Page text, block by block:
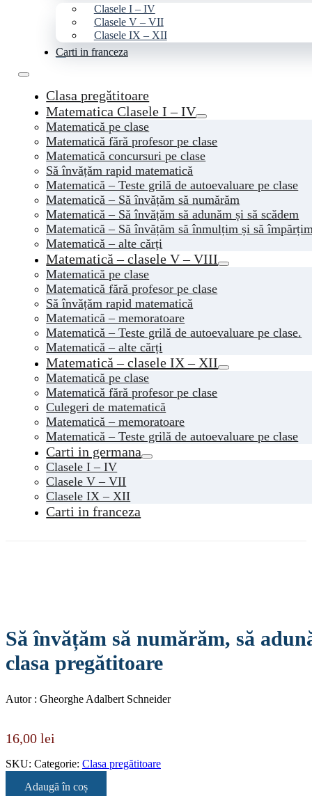
Clasele I – IV
Clasele V – VII
Clasele IX – XII
Carti in franceza
Clasa pregătitoare
Matematica Clasele I – IV
Matematică pe clase
Matematică fără profesor pe clase
Matematică concursuri pe clase
Să învățăm rapid matematică
Matematică – Teste grilă de autoevaluare pe clase
Matematică – Să învățăm să numărăm
Matematică – Să învățăm să adunăm și să scădem
Matematică – Să învățăm să înmulțim și să
Matematică – alte cărți
Matematică – clasele V – VIII
Matematică pe clase
Matematică fără profesor pe clase
Să învățăm rapid matematică
Matematică – memoratoare
Matematică – Teste grilă de autoevaluare pe clase.
Matematică – alte cărți
Matematică – clasele IX – XII
Matematică pe clase
Matematică fără profesor pe clase
Culegeri de matematică
Matematică – memoratoare
Matematică – Teste grilă de autoevaluare pe clase
Carti in germana
Clasele I – IV
Clasele V – VII
Clasele IX – XII
Carti in franceza
Să învățăm să numărăm, să
clasa pregătitoare
Autor : Gheorghe Adalbert Schneider
16,00 lei
SKU: Categorie: Clasa pregătitoare
Adaugă în coș